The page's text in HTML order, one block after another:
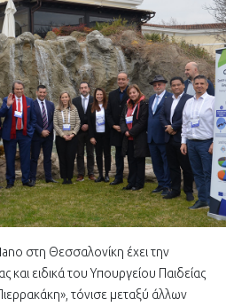
στη Θεσσαλονίκη έχει την
και ειδικά του Υπουργείου Παιδείας
τόνισε μεταξύ άλλων